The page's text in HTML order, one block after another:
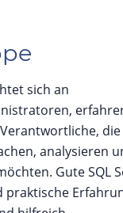
sich an
die
analysieren
Gute SQL
praktische